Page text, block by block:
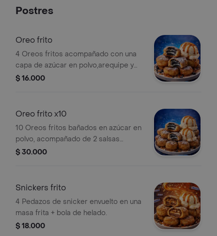
Postres
Oreo frito
4 Oreos fritos acompañado con una
capa de azúcar en polvo,arequipe y
una bola de helado.
$ 16.000
Oreo frito x10
10 Oreos fritos bañados en azúcar en
polvo, acompañado de 2 salsas
dulces de tu elección y bola de
$ 30.000
Snickers frito
4 Pedazos de snicker envuelto en una
masa frita + bola de helado.
$ 18.000